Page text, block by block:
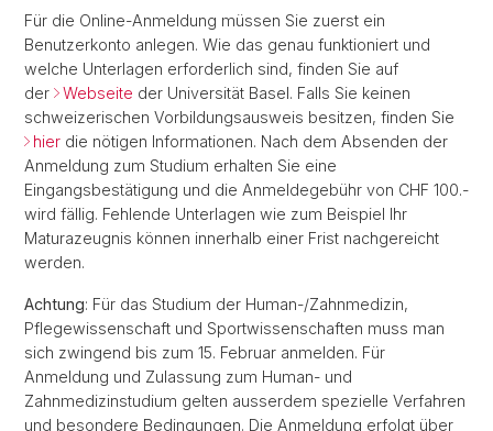
Für die Online-Anmeldung müssen Sie zuerst ein
Benutzerkonto anlegen. Wie das genau funktioniert und
welche Unterlagen erforderlich sind, finden Sie auf
der
Webseite der Universität Basel. Falls Sie keinen
schweizerischen Vorbildungsausweis besitzen, finden Sie
hier die nötigen Informationen. Nach dem Absenden der
Anmeldung zum Studium erhalten Sie eine
Eingangsbestätigung und die Anmeldegebühr von CHF 100.-
wird fällig. Fehlende Unterlagen wie zum Beispiel Ihr
Maturazeugnis können innerhalb einer Frist nachgereicht
werden.
Achtung: Für das Studium der Human-/Zahnmedizin,
Pflegewissenschaft und Sportwissenschaften muss man
sich zwingend bis zum 15. Februar anmelden. Für
Anmeldung und Zulassung zum Human- und
Zahnmedizinstudium gelten ausserdem spezielle Verfahren
und besondere Bedingungen. Die Anmeldung erfolgt über